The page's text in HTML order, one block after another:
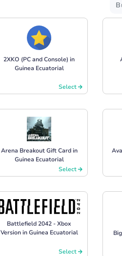
2XKO (PC and Console) in
Guinea Ecuatorial
Select
Arena Breakout Gift Card in
Guinea Ecuatorial
Select
Battlefield 2042 - Xbox
Version in Guinea Ecuatorial
Select